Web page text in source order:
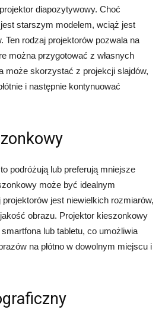
diapozytywowy. Choć
starszym modelem, wciąż jest
Ten rodzaj projektorów pozwala na
można przygotować z własnych
może skorzystać z projekcji slajdów,
i następnie kontynuować
podróżują lub preferują mniejsze
może być idealnym
jest niewielkich rozmiarów,
obrazu. Projektor kieszonkowy
lub tabletu, co umożliwia
na płótno w dowolnym miejscu i